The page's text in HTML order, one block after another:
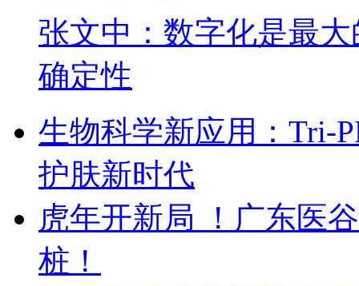
张文中：数字化是最
确定性
生物科学新应用：Tri-
护肤新时代
虎年开新局 ！广东医
桩！